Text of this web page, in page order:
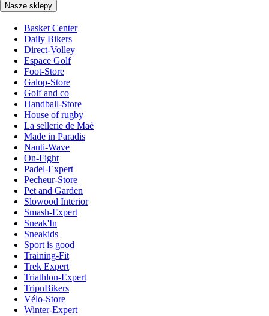
Nasze sklepy
Basket Center
Daily Bikers
Direct-Volley
Espace Golf
Foot-Store
Galop-Store
Golf and co
Handball-Store
House of rugby
La sellerie de Maé
Made in Paradis
Nauti-Wave
On-Fight
Padel-Expert
Pecheur-Store
Pet and Garden
Slowood Interior
Smash-Expert
Sneak'In
Sneakids
Sport is good
Training-Fit
Trek Expert
Triathlon-Expert
TripnBikers
Vélo-Store
Winter-Expert